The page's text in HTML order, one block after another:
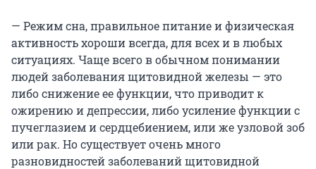
— Режим сна, правильное питание и физическая
активность хороши всегда, для всех и в любых
ситуациях. Чаще всего в обычном понимании
людей заболевания щитовидной железы — это
либо снижение ее функции, что приводит к
ожирению и депрессии, либо усиление функции с
пучеглазием и сердцебиением, или же узловой зоб
или рак. Но существует очень много
разновидностей заболеваний щитовидной